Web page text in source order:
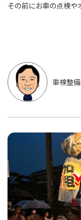
その前にお車の点検
車検整